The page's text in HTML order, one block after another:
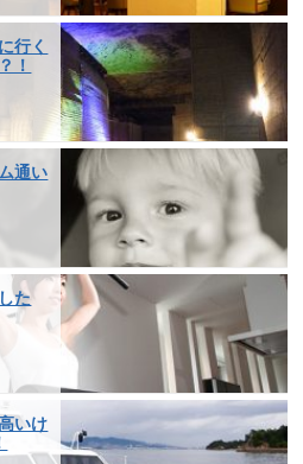
行く
！
通い
た
いけ